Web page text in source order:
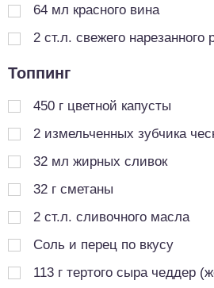
64 мл красного вина
2 ст.л. свежего нарезанного
Топпинг
450 г цветной капусты
2 измельченных зубчика
32 мл жирных сливок
32 г сметаны
2 ст.л. сливочного масла
Соль и перец по вкусу
113 г тертого сыра чеддер